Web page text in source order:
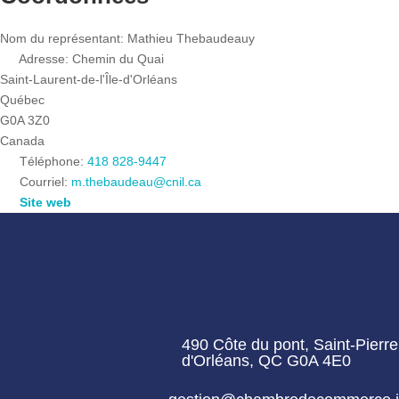
Nom du représentant: Mathieu Thebaudeauy
Adresse: Chemin du Quai
Saint-Laurent-de-l'Île-d'Orléans
Québec
G0A 3Z0
Canada
Téléphone: 418 828-9447
Courriel: m.thebaudeau@cnil.ca
Site web
490 Côte du pont, Saint-
d'Orléans, QC G0A 4E0